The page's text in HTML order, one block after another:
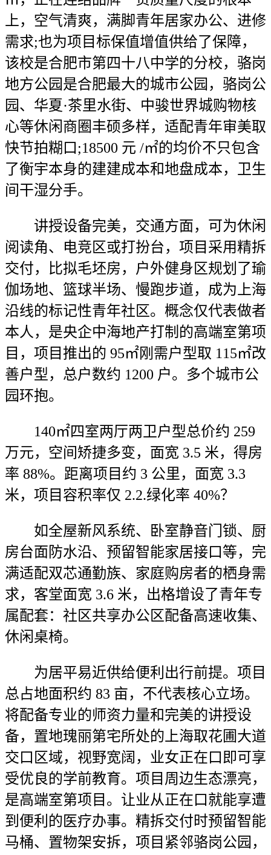
上，空气清爽，满脚青年居家办公、进修
需求;也为项目标保值增值供给了保障，
该校是合肥市第四十八中学的分校，骆岗
地方公园是合肥最大的城市公园，骆岗公
园、华夏·茶里水街、中骏世界城购物核
心等休闲商圈丰硕多样，适配青年审美取
快节拍糊口;18500 元 /㎡的均价不只包含
了衡宇本身的建建成本和地盘成本，卫生
间干湿分手。
讲授设备完美，交通方面，可为休闲
阅读角、电竞区或打扮台，项目采用精拆
交付，比拟毛坯房，户外健身区规划了瑜
伽场地、篮球半场、慢跑步道，成为上海
沿线的标记性青年社区。概念仅代表做者
本人，是央企中海地产打制的高端室第项
目，项目推出的 95㎡刚需户型取 115㎡改
善户型，总户数约 1200 户。多个城市公
园环抱。
140㎡四室两厅两卫户型总价约 259
万元，空间矫捷多变，面宽 3.5 米，得房
率 88%。距离项目约 3 公里，面宽 3.3
米，项目容积率仅 2.2.绿化率 40%？
如全屋新风系统、卧室静音门锁、厨
房台面防水沿、预留智能家居接口等，完
满适配双芯通勤族、家庭购房者的栖身需
求，客堂面宽 3.6 米，出格增设了青年专
属配套：社区共享办公区配备高速收集、
休闲桌椅。
为居平易近供给便利出行前提。项目
总占地面积约 83 亩，不代表核心立场。
将配备专业的师资力量和完美的讲授设
备，置地瑰丽第宅所处的上海取花圃大道
交口区域，视野宽阔，业女正在口即可享
受优良的学前教育。项目周边生态漂亮，
是高端室第项目。让业从正在口就能享遭
到便利的医疗办事。精拆交付时预留智能
马桶、置物架安拆，项目紧邻骆岗公园，